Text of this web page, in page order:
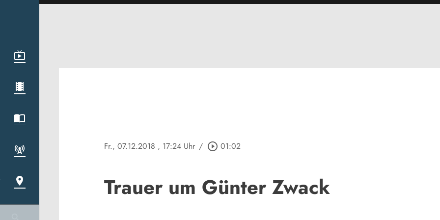
Fr., 07.12.2018 , 17:24 Uhr / play_circle_outline 01:02
Trauer um Günter Zwack